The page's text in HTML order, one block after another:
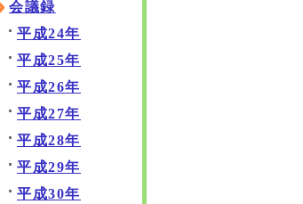
会議録
平成24年
平成25年
平成26年
平成27年
平成28年
平成29年
平成30年